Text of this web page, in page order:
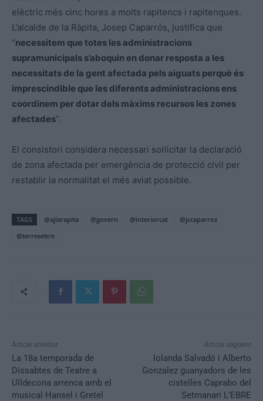
elèctric més cinc hores a molts rapitencs i rapitenques.
L’alcalde de la Ràpita, Josep Caparrós, justifica que
“necessitem que totes les administracions
supramunicipals s’aboquin en donar resposta a les
necessitats de la gent afectada pels aiguats perquè és
imprescindible que les diferents administracions ens
coordinem per dotar dels màxims recursos les zones
afectades”.
El consistori considera necessari sol·licitar la declaració
de zona afectada per emergència de protecció civil per
restablir la normalitat el més aviat possible.
TAGS @ajlarapita @govern @interiorcat
@jccaparros
@terresebre
Article anterior
La 18a temporada de
Dissabtes de Teatre a
Ulldecona arrenca amb el
musical Hansel i Gretel
Article següent
Iolanda Salvadó i Alberto
Gonzalez guanyadors de les
cistelles Caprabo del
Setmanari L’EBRE